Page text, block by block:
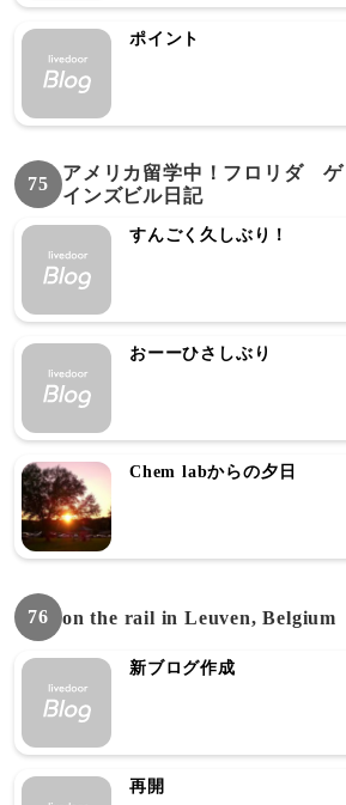
ポイント
75
アメリカ留学中！フロリダ ゲ
インズビル日記
すんごく久しぶり！
おーーひさしぶり
Chem labからの夕日
76 on the rail in Leuven, Belgium
新ブログ作成
再開